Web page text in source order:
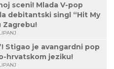
sceni! Mlada V-pop
debitantski singl “Hit My
Zagrebu!
Stigao je avangardni pop
hrvatskom jeziku!